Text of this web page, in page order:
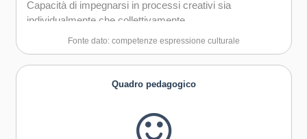
Capacità di impegnarsi in processi creativi sia
individualmente che collettivamente
Fonte dato: competenze espressione culturale
Quadro pedagogico